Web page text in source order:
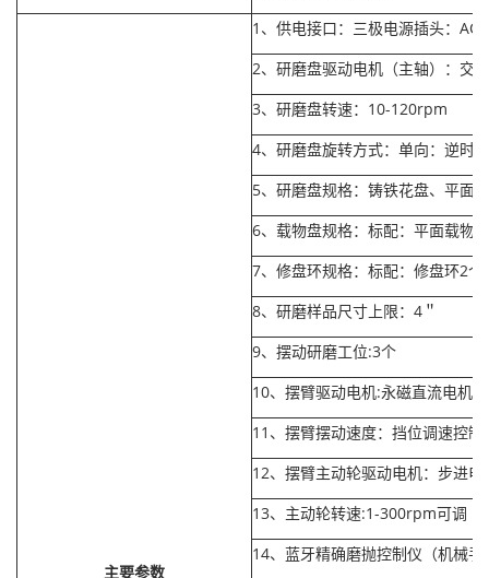
主要参数
1、供电接口：三极电源插头：
2、研磨盘驱动电机（主轴）：交
3、研磨盘转速：10-120rpm
4、研磨盘旋转方式：单向：逆时
5、研磨盘规格：铸铁花盘、平面
6、载物盘规格：标配：平面载物
7、修盘环规格：标配：修盘环2
8、研磨样品尺寸上限：4＂
9、摆动研磨工位:3个
10、摆臂驱动电机:永磁直流电机
11、摆臂摆动速度：挡位调速控
12、摆臂主动轮驱动电机：步进电
13、主动轮转速:1-300rpm可调
14、蓝牙精确磨抛控制仪（机械